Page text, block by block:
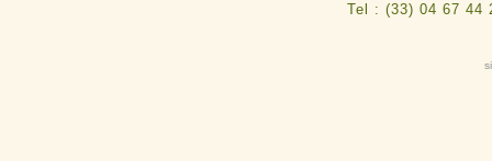
Tel : (33) 04 67 44